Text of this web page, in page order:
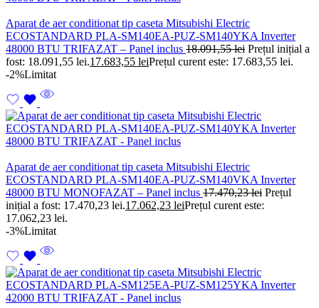
Aparat de aer conditionat tip caseta Mitsubishi Electric
ECOSTANDARD PLA-SM140EA-PUZ-SM140YKA Inverter
48000 BTU TRIFAZAT – Panel inclus 18.091,55lei Prețul inițial a
fost: 18.091,55 lei.17.683,55 leiPrețul curent este: 17.683,55 lei.
-2%Limitat
Aparat de aer conditionat tip caseta Mitsubishi Electric
ECOSTANDARD PLA-SM140EA-PUZ-SM140VKA Inverter
48000 BTU MONOFAZAT – Panel inclus 17.470,23lei Prețul
inițial a fost: 17.470,23 lei.17.062,23 leiPrețul curent este:
17.062,23 lei.
-3%Limitat